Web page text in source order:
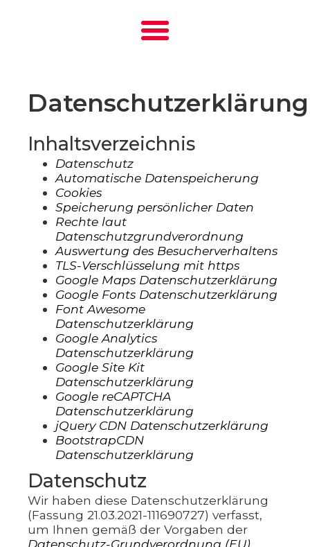
Datenschutzerklärung
Inhaltsverzeichnis
Datenschutz
Automatische Datenspeicherung
Cookies
Speicherung persönlicher Daten
Rechte laut
Datenschutzgrundverordnung
Auswertung des Besucherverhaltens
TLS-Verschlüsselung mit https
Google Maps Datenschutzerklärung
Google Fonts Datenschutzerklärung
Font Awesome
Datenschutzerklärung
Google Analytics
Datenschutzerklärung
Google Site Kit
Datenschutzerklärung
Google reCAPTCHA
Datenschutzerklärung
jQuery CDN Datenschutzerklärung
BootstrapCDN
Datenschutzerklärung
Datenschutz
Wir haben diese Datenschutzerklärung
(Fassung 21.03.2021-111690727) verfasst,
um Ihnen gemäß der Vorgaben der
Datenschutz-Grundverordnung (EU)